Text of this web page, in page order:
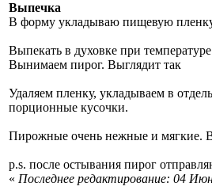
Выпечка
В форму укладываю пищевую
Выпекать в духовке при
Вынимаем пирог. Выглядит так
Удаляем пленку, укладываем в
порционные кусочки.
Пирожные очень нежные и мягкие.
p.s. после остывания пирог
« Последнее редактирование: 04